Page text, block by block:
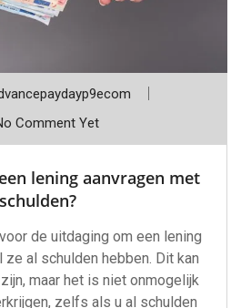
Comment Yet
lening aanvragen met
schulden?
de uitdaging om een lening
ze al schulden hebben. Dit kan
maar het is niet onmogelijk
zelfs als u al schulden